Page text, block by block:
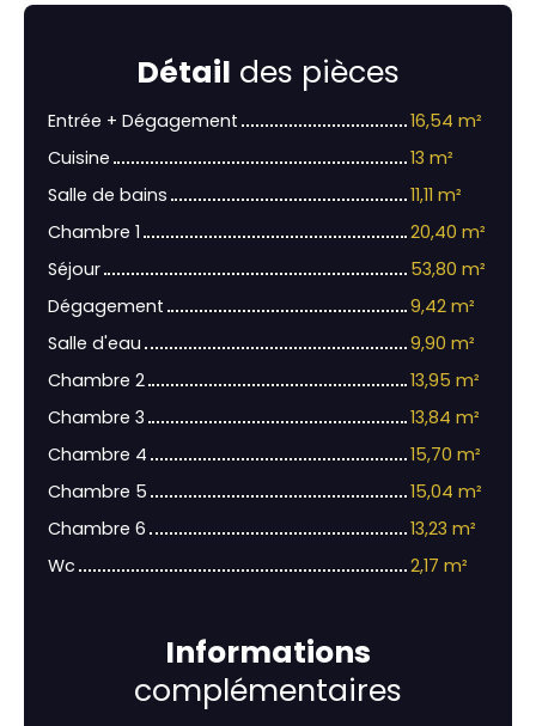
Détail des pièces
Entrée + Dégagement
16,54 m²
Cuisine
13 m²
Salle de bains
11,11 m²
Chambre 1
20,40 m²
Séjour
53,80 m²
Dégagement
9,42 m²
Salle d'eau
9,90 m²
Chambre 2
13,95 m²
Chambre 3
13,84 m²
Chambre 4
15,70 m²
Chambre 5
15,04 m²
Chambre 6
13,23 m²
Wc
2,17 m²
Informations
complémentaires